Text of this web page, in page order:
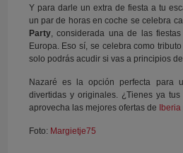
Y para darle un extra de fiesta a tu
un par de horas en coche se celebra
Party, considerada una de las
Europa. Eso sí, se celebra como
solo podrás acudir si vas a principios
Nazaré es la opción perfecta para
divertidas y originales. ¿Tienes ya
aprovecha las mejores ofertas de
Iberia
Foto: Margietje75